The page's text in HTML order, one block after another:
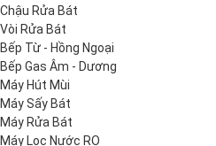
Chậu Rửa Bát
Vòi Rửa Bát
Bếp Từ - Hồng Ngoại
Bếp Gas Âm - Dương
Máy Hút Mùi
Máy Sấy Bát
Máy Rửa Bát
Máy Lọc Nước RO